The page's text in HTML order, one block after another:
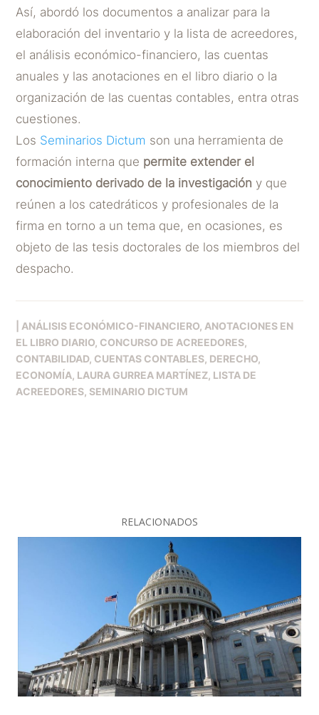
Así, abordó los documentos a analizar para la
elaboración del inventario y la lista de acreedores,
el análisis económico-financiero, las cuentas
anuales y las anotaciones en el libro diario o la
organización de las cuentas contables, entra otras
cuestiones.
Los Seminarios Dictum son una herramienta de
formación interna que permite extender el
conocimiento derivado de la investigación y que
reúnen a los catedráticos y profesionales de la
firma en torno a un tema que, en ocasiones, es
objeto de las tesis doctorales de los miembros del
despacho.
ANÁLISIS ECONÓMICO-FINANCIERO ANOTACIONES EN
EL LIBRO DIARIO CONCURSO DE ACREEDORES
CONTABILIDAD CUENTAS CONTABLES DERECHO
ECONOMÍA LAURA GURREA MARTÍNEZ LISTA DE
ACREEDORES SEMINARIO DICTUM
RELACIONADOS